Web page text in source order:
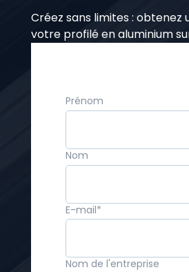
Créez sans limites : obtenez
votre profilé en aluminium
Prénom
Nom
E-mail*
Nom de l'entreprise